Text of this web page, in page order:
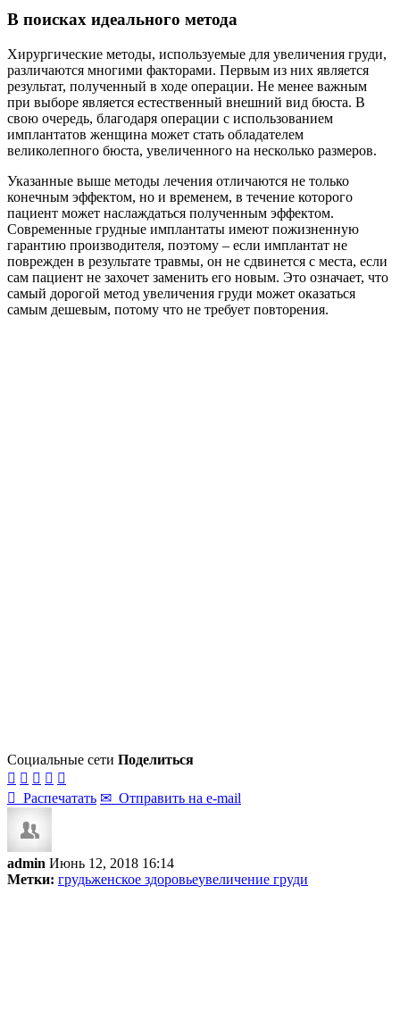
В поисках идеального метода
Хирургические методы, используемые для увеличения груди,
различаются многими факторами. Первым из них является
результат, полученный в ходе операции. Не менее важным
при выборе является естественный внешний вид бюста. В
свою очередь, благодаря операции с использованием
имплантатов женщина может стать обладателем
великолепного бюста, увеличенного на несколько размеров.
Указанные выше методы лечения отличаются не только
конечным эффектом, но и временем, в течение которого
пациент может наслаждаться полученным эффектом.
Современные грудные имплантаты имеют пожизненную
гарантию производителя, поэтому – если имплантат не
поврежден в результате травмы, он не сдвинется с места, если
сам пациент не захочет заменить его новым. Это означает, что
самый дорогой метод увеличения груди может оказаться
самым дешевым, потому что не требует повторения.
Социальные сети Поделиться
    
 Распечатать ✉ Отправить на e-mail
admin Июнь 12, 2018 16:14
Метки: грудьженское здоровьеувеличение груди